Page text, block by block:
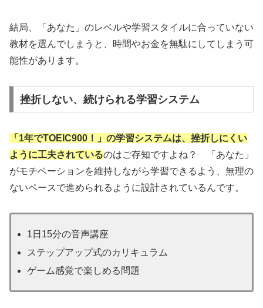
結局、「あなた」のレベルや学習スタイルに合っていない
教材を選んでしまうと、時間やお金を無駄にしてしまう可
能性があります。
挫折しない、続けられる学習システム
「1年でTOEIC900！」の学習システムは、挫折しにくい
ように工夫されているのはご存知ですよね？ 「あなた」
がモチベーションを維持しながら学習できるよう、無理の
ないペースで進められるように設計されているんです。
1日15分の音声講座
ステップアップ式のカリキュラム
ゲーム感覚で楽しめる問題